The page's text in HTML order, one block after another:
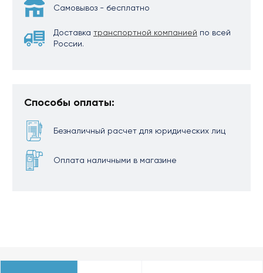
Самовывоз - бесплатно
Доставка транспортной компанией по всей
России.
Способы оплаты:
Безналичный расчет для юридических лиц
Оплата наличными в магазине